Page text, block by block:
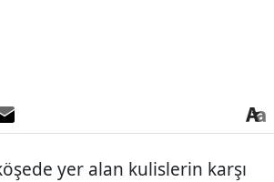
yer alan kulislerin karşı